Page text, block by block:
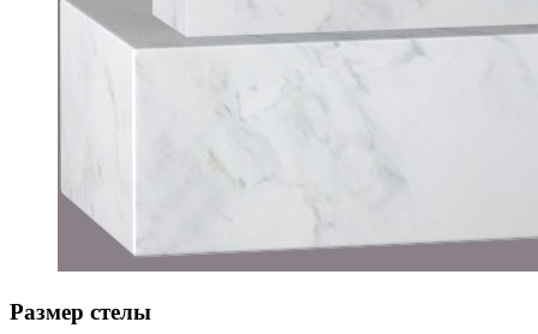
Размер стелы